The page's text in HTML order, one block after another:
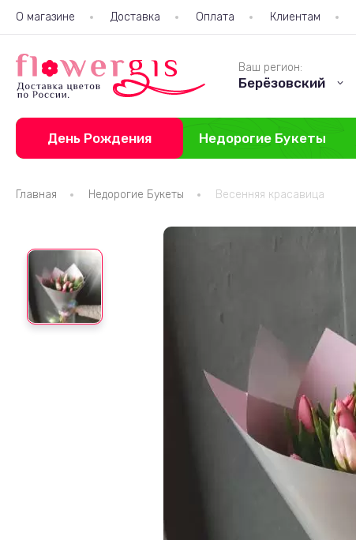
О магазине Доставка Оплата Клиентам
Ваш регион:
Берёзовский
День Рождения Недорогие Букеты
Главная Недорогие Букеты Весенняя красавица